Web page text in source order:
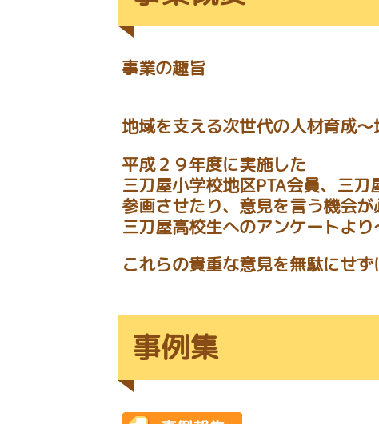
事業の趣旨
地域を支える次世代の人材育成
平成２９年度に実施した
三刀屋小学校地区PTA会員、三
参画させたり、意見を言う機会
三刀屋高校生へのアンケートよ
これらの貴重な意見を無駄にせ
事例集